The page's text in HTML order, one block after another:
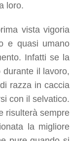
loro.
vista vigoria
e quasi umano
Infatti se la
il lavoro,
razza in caccia
con il selvatico.
risulterà sempre
la migliore